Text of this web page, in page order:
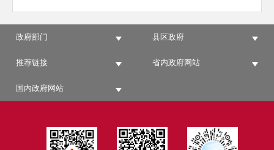
政府部门 县区政府
推荐链接 省内政府网站
国内政府网站